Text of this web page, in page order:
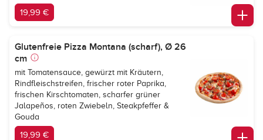
19,99 €
Glutenfreie Pizza Montana (scharf), Ø 26
cm
mit Tomatensauce, gewürzt mit Kräutern,
Rindfleischstreifen, frischer roter Paprika,
frischen Kirschtomaten, scharfer grüner
Jalapeños, roten Zwiebeln, Steakpfeffer &
Gouda
19,99 €